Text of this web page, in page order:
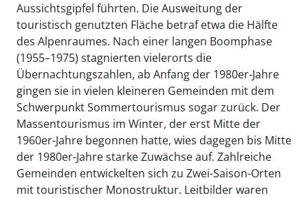
Aussichtsgipfel führten. Die Ausweitung der
touristisch genutzten Fläche betraf etwa die Hälfte
des Alpenraumes. Nach einer langen Boomphase
(1955–1975) stagnierten vielerorts die
Übernachtungszahlen, ab Anfang der 1980er-Jahre
gingen sie in vielen kleineren Gemeinden mit dem
Schwerpunkt Sommertourismus sogar zurück. Der
Massentourismus im Winter, der erst Mitte der
1960er-Jahre begonnen hatte, wies dagegen bis Mitte
der 1980er-Jahre starke Zuwächse auf. Zahlreiche
Gemeinden entwickelten sich zu Zwei-Saison-Orten
mit touristischer Monostruktur. Leitbilder waren